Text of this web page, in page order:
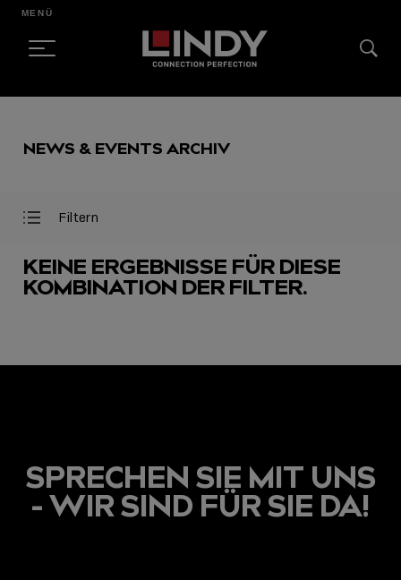
CONTENT
MENÜ
NEWS & EVENTS ARCHIV
Filter
Filter
Filtern
KEINE ERGEBNISSE FÜR DIESE
KOMBINATION DER FILTER.
SPRECHEN SIE MIT UNS
- WIR SIND FÜR SIE DA!